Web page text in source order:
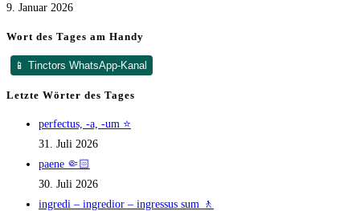
9. Januar 2026
Wort des Tages am Handy
📱 Tinctors WhatsApp-Kanal
Letzte Wörter des Tages
perfectus, -a, -um ⭐
31. Juli 2026
paene 🤏🏻
30. Juli 2026
ingredi – ingredior – ingressus sum 🚶